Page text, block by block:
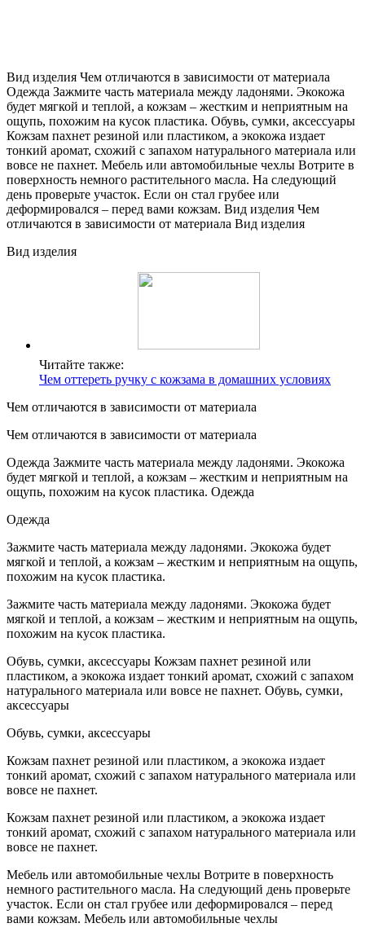
Вид изделия Чем отличаются в зависимости от материала
Одежда Зажмите часть материала между ладонями. Экокожа
будет мягкой и теплой, а кожзам – жестким и неприятным на
ощупь, похожим на кусок пластика. Обувь, сумки, аксессуары
Кожзам пахнет резиной или пластиком, а экокожа издает
тонкий аромат, схожий с запахом натурального материала или
вовсе не пахнет. Мебель или автомобильные чехлы Вотрите в
поверхность немного растительного масла. На следующий
день проверьте участок. Если он стал грубее или
деформировался – перед вами кожзам. Вид изделия Чем
отличаются в зависимости от материала Вид изделия
Вид изделия
Читайте также:
Чем оттереть ручку с кожзама в домашних условиях
Чем отличаются в зависимости от материала
Чем отличаются в зависимости от материала
Одежда Зажмите часть материала между ладонями. Экокожа
будет мягкой и теплой, а кожзам – жестким и неприятным на
ощупь, похожим на кусок пластика. Одежда
Одежда
Зажмите часть материала между ладонями. Экокожа будет
мягкой и теплой, а кожзам – жестким и неприятным на ощупь,
похожим на кусок пластика.
Зажмите часть материала между ладонями. Экокожа будет
мягкой и теплой, а кожзам – жестким и неприятным на ощупь,
похожим на кусок пластика.
Обувь, сумки, аксессуары Кожзам пахнет резиной или
пластиком, а экокожа издает тонкий аромат, схожий с запахом
натурального материала или вовсе не пахнет. Обувь, сумки,
аксессуары
Обувь, сумки, аксессуары
Кожзам пахнет резиной или пластиком, а экокожа издает
тонкий аромат, схожий с запахом натурального материала или
вовсе не пахнет.
Кожзам пахнет резиной или пластиком, а экокожа издает
тонкий аромат, схожий с запахом натурального материала или
вовсе не пахнет.
Мебель или автомобильные чехлы Вотрите в поверхность
немного растительного масла. На следующий день проверьте
участок. Если он стал грубее или деформировался – перед
вами кожзам. Мебель или автомобильные чехлы